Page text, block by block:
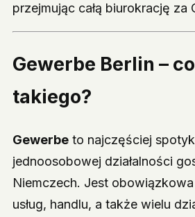
przejmując całą biurokrację za
Gewerbe Berlin –
takiego?
Gewerbe to najczęściej
jednoosobowej działalności
Niemczech. Jest
usług, handlu, a także wielu